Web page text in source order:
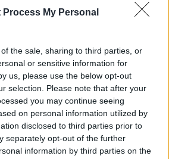
Process My Personal
the sale, sharing to third parties, or
or sensitive information for
us, please use the below opt-out
selection. Please note that after your
you may continue seeing
on personal information utilized by
disclosed to third parties prior to
separately opt-out of the further
information by third parties on the
Όροι Χρήσηςτης Google.
SOCIAL MEDIA
ΓΕΩΡΓΙΑΔΗΣ
στοGoogle Newsκαι
για όλη την ειδησεογραφία και τα